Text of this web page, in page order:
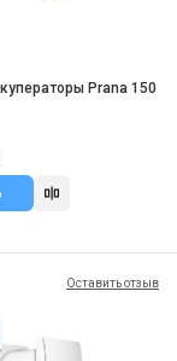
Prana 150
Оставить отзыв